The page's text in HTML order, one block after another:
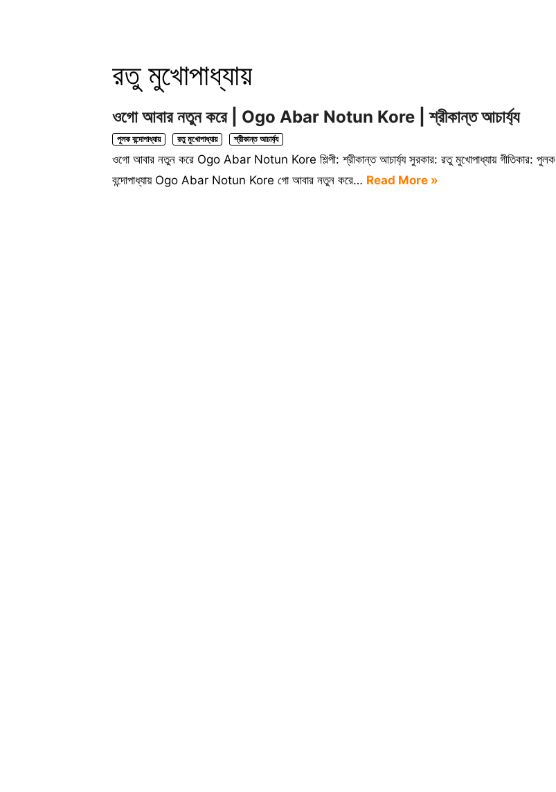
রতু মুখোপাধ্যায়
ওগো আবার নতুন করে | Ogo Abar Notun Kore | শ্রীকান্ত আচার্য্য
পুলক বন্দোপাধ্যায় রতু মুখোপাধ্যায় শ্রীকান্ত আচার্য্য
ওগো আবার নতুন করে Ogo Abar Notun Kore শিল্পী: শ্রীকান্ত আচার্য্য সুরকার: রতু মুখোপাধ্যায় গীতিকার: পুলক
বন্দোপাধ্যায় Ogo Abar Notun Kore গো আবার নতুন করে… Read More »